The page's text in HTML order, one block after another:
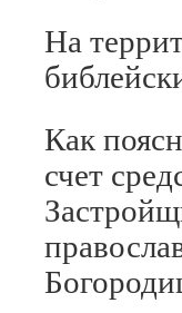
На
Как
счет